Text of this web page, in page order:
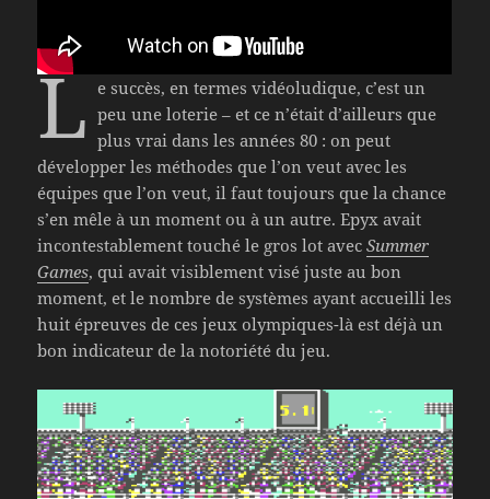
L e succès, en termes vidéoludique, c’est un
peu une loterie – et ce n’était d’ailleurs que
plus vrai dans les années 80 : on peut
développer les méthodes que l’on veut avec les
équipes que l’on veut, il faut toujours que la chance
s’en mêle à un moment ou à un autre. Epyx avait
incontestablement touché le gros lot avecSummer
Games, qui avait visiblement visé juste au bon
moment, et le nombre de systèmes ayant accueilli les
huit épreuves de ces jeux olympiques-là est déjà un
bon indicateur de la notoriété du jeu.